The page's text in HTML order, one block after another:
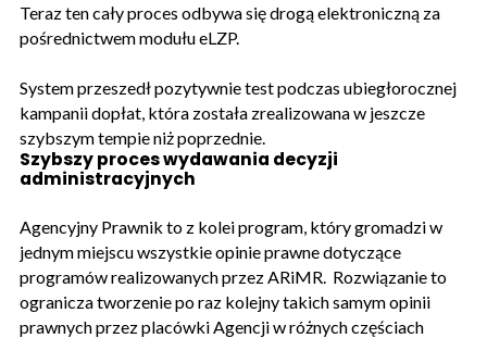
Teraz ten cały proces odbywa się drogą elektroniczną za
pośrednictwem modułu eLZP.
System przeszedł pozytywnie test podczas ubiegłorocznej
kampanii dopłat, która została zrealizowana w jeszcze
szybszym tempie niż poprzednie.
Szybszy proces wydawania decyzji
administracyjnych
Agencyjny Prawnik to z kolei program, który gromadzi w
jednym miejscu wszystkie opinie prawne dotyczące
programów realizowanych przez ARiMR. Rozwiązanie to
ogranicza tworzenie po raz kolejny takich samym opinii
prawnych przez placówki Agencji w różnych częściach